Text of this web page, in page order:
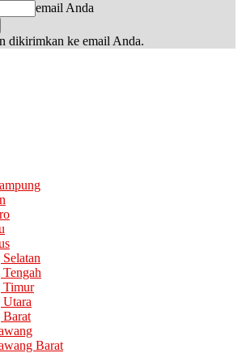
email Anda
dikirimkan ke email Anda.
Timur
Barat
Barat